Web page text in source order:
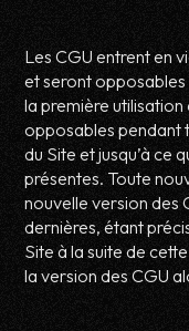
Les CGU entrent en
et seront
la première utilisation
opposables pendant
du Site et jusqu’à ce
présentes. Toute
nouvelle version des
dernières, étant
Site à la suite de
la version des CGU